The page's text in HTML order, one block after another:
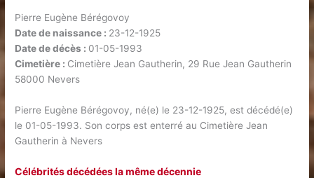
Pierre Eugène Bérégovoy
Date de naissance : 23-12-1925
Date de décès : 01-05-1993
Cimetière : Cimetière Jean Gautherin, 29 Rue Jean Gautherin
58000 Nevers
Pierre Eugène Bérégovoy, né(e) le 23-12-1925, est décédé(e)
le 01-05-1993. Son corps est enterré au Cimetière Jean
Gautherin à Nevers
Célébrités décédées la même décennie